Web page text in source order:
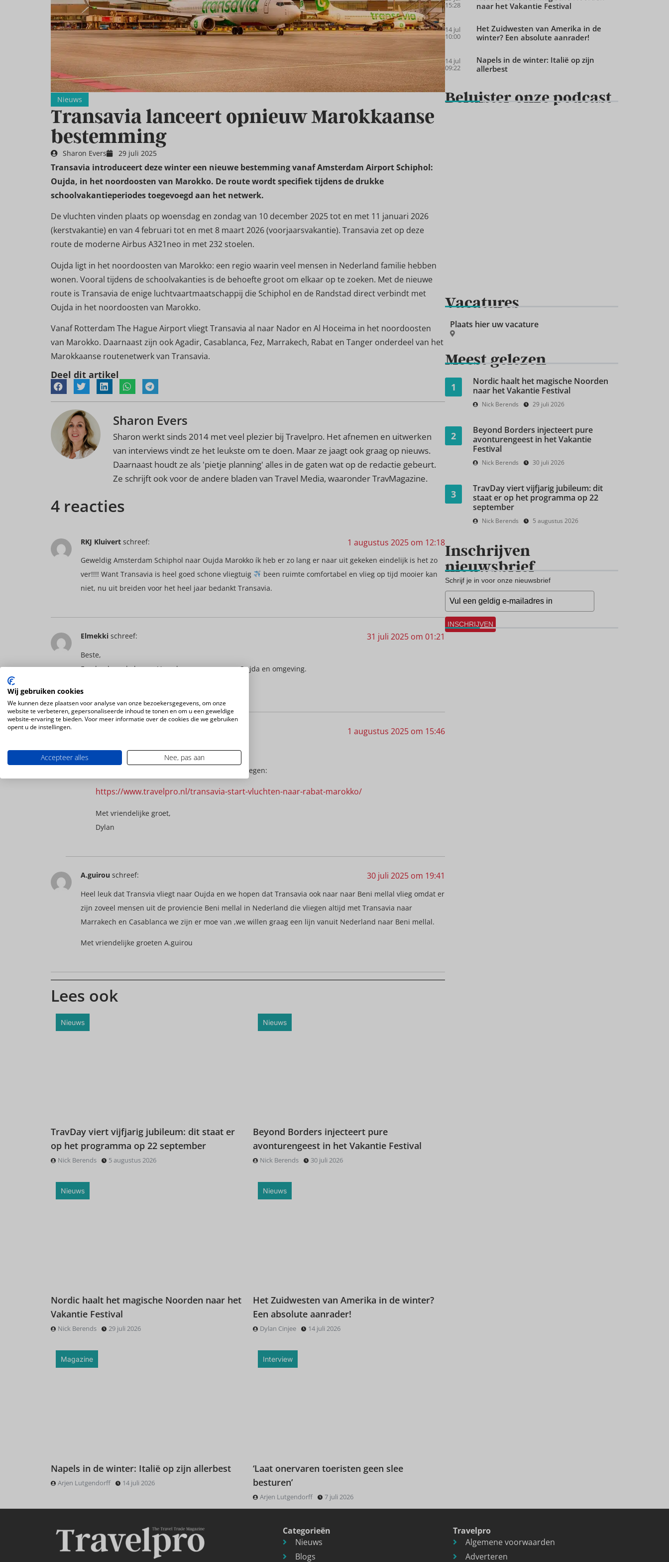
Nieuws
Transavia lanceert opnieuw Marokkaanse
bestemming
Sharon Evers 29 juli 2025
Transavia introduceert deze winter een nieuwe bestemming vanaf Amsterdam Airport Schiphol:
Oujda, in het noordoosten van Marokko. De route wordt specifiek tijdens de drukke
schoolvakantieperiodes toegevoegd aan het netwerk.
De vluchten vinden plaats op woensdag en zondag van 10 december 2025 tot en met 11 januari 2026
(kerstvakantie) en van 4 februari tot en met 8 maart 2026 (voorjaarsvakantie). Transavia zet op deze
route de moderne Airbus A321neo in met 232 stoelen.
Oujda ligt in het noordoosten van Marokko: een regio waarin veel mensen in Nederland familie hebben
wonen. Vooral tijdens de schoolvakanties is de behoefte groot om elkaar op te zoeken. Met de nieuwe
route is Transavia de enige luchtvaartmaatschappij die Schiphol en de Randstad direct verbindt met
Oujda in het noordoosten van Marokko.
Vanaf Rotterdam The Hague Airport vliegt Transavia al naar Nador en Al Hoceima in het noordoosten
van Marokko. Daarnaast zijn ook Agadir, Casablanca, Fez, Marrakech, Rabat en Tanger onderdeel van het
Marokkaanse routenetwerk van Transavia.
Deel dit artikel
Sharon Evers
Sharon werkt sinds 2014 met veel plezier bij Travelpro. Het afnemen en uitwerken
van interviews vindt ze het leukste om te doen. Maar ze jaagt ook graag op nieuws.
Daarnaast houdt ze als 'pietje planning' alles in de gaten wat op de redactie gebeurt.
Ze schrijft ook voor de andere bladen van Travel Media, waaronder TravMagazine.
4 reacties
RKJ Kluivert schreef: 1 augustus 2025 om 12:18
Geweldig Amsterdam Schiphol naar Oujda Marokko ík heb er zo lang er naar uit gekeken eindelijk is het zo
ver!!!! Want Transavia is heel goed schone vliegtuig
been ruimte comfortabel en vlieg op tijd mooier kan
niet, nu uit breiden voor het heel jaar bedankt Transavia.
Elmekki schreef: 31 juli 2025 om 01:21
Beste,
Een heel goede keuze. Vooral voor mensen van Oujda en omgeving.
1 augustus 2025 om 15:46
Hi Elmekki,
Transavia gaat vanaf november naar Rabat vliegen:
https://www.travelpro.nl/transavia-start-vluchten-naar-rabat-marokko/
Met vriendelijke groet,
Dylan
A.guirou schreef: 30 juli 2025 om 19:41
Heel leuk dat Transvia vliegt naar Oujda en we hopen dat Transavia ook naar naar Beni mellal vlieg omdat er
zijn zoveel mensen uit de proviencie Beni mellal in Nederland die vliegen altijd met Transavia naar
Marrakech en Casablanca we zijn er moe van ,we willen graag een lijn vanuit Nederland naar Beni mellal.
Met vriendelijke groeten A.guirou
Lees ook
Nieuws
TravDay viert vijfjarig jubileum: dit staat er
op het programma op 22 september
Nick Berends 5 augustus 2026
Nieuws
Beyond Borders injecteert pure
avonturengeest in het Vakantie Festival
Nick Berends 30 juli 2026
Nieuws
Nordic haalt het magische Noorden naar het
Vakantie Festival
Nick Berends 29 juli 2026
Nieuws
Het Zuidwesten van Amerika in de winter?
Een absolute aanrader!
Dylan Cinjee 14 juli 2026
Magazine
Napels in de winter: Italië op zijn allerbest
Arjen Lutgendorff 14 juli 2026
Interview
‘Laat onervaren toeristen geen slee
besturen’
Arjen Lutgendorff 7 juli 2026
15:28
naar het Vakantie Festival
14 jul
10:00
Het Zuidwesten van Amerika in de
winter? Een absolute aanrader!
14 jul
09:22
Napels in de winter: Italië op zijn
allerbest
Beluister onze podcast
Vacatures
Plaats hier uw vacature
Meest gelezen
1
Nordic haalt het magische Noorden
naar het Vakantie Festival
Nick Berends 29 juli 2026
2
Beyond Borders injecteert pure
avonturengeest in het Vakantie
Festival
Nick Berends 30 juli 2026
3
TravDay viert vijfjarig jubileum: dit
staat er op het programma op 22
september
Nick Berends 5 augustus 2026
Inschrijven
nieuwsbrief
Schrijf je in voor onze nieuwsbrief
INSCHRIJVEN
Categorieën
Nieuws
Blogs
Travelpro
Algemene voorwaarden
Adverteren
Wij gebruiken cookies
We kunnen deze plaatsen voor analyse van onze bezoekersgegevens, om onze
website te verbeteren, gepersonaliseerde inhoud te tonen en om u een geweldige
website-ervaring te bieden. Voor meer informatie over de cookies die we gebruiken
opent u de instellingen.
Accepteer alles Nee, pas aan